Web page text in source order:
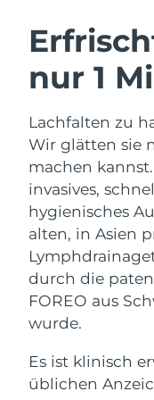
nur 1
Lachfalten zu
Wir glätten sie
machen kannst.
invasives,
hygienisches
alten, in Asien
durch die
FOREO aus
wurde.
Es ist klinisch
üblichen
Anti-
Hydratisierung
Deep
Near-
device
Smart
FAQ™ ANTI-
Anti-aging
Österreich
Bahrain
Belgien
Bermuda
Bosnien und
Herzegowina
Brunei
Bulgarien
Kanada